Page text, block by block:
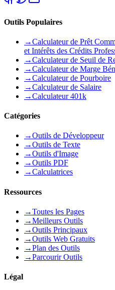
Outils Populaires
→Calculateur de Prêt
et Intérêts des Crédits
→Calculateur de Seuil de
→Calculateur de Marge
→Calculateur de Pourboire
→Calculateur de Salaire
→Calculateur 401k
Catégories
→Outils de Développeur
→Outils de Texte
→Outils d'Image
→Outils PDF
→Calculatrices
Ressources
→Toutes les Pages
→Meilleurs Outils
→Outils Principaux
→Outils Web Gratuits
→Plan des Outils
→Parcourir Outils
Légal